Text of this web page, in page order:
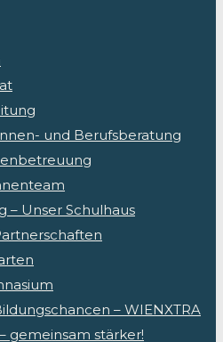
und Berufsberatung
– Unser Schulhaus
– WIENXTRA
gemeinsam stärker!